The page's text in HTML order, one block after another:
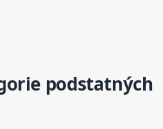
podstatných